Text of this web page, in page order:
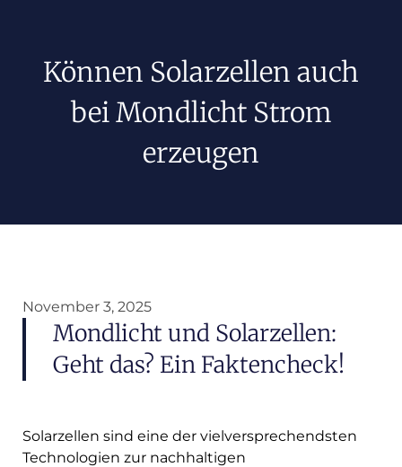
Können Solarzellen auch
bei Mondlicht Strom
erzeugen
November 3, 2025
Mondlicht und Solarzellen:
Geht das? Ein Faktencheck!
Solarzellen sind eine der vielversprechendsten
Technologien zur nachhaltigen